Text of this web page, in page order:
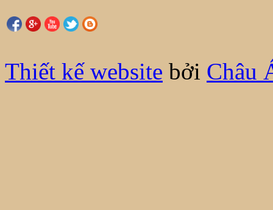
Thiết kế website bởi Châu